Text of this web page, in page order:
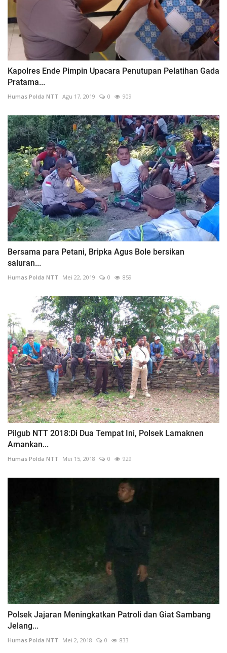
Kapolres Ende Pimpin Upacara Penutupan Pelatihan Gada
Pratama...
Humas Polda NTT Agu 17, 2019 0 909
Bersama para Petani, Bripka Agus Bole bersikan
saluran...
Humas Polda NTT Mei 22, 2019 0 859
Pilgub NTT 2018:Di Dua Tempat Ini, Polsek Lamaknen
Amankan...
Humas Polda NTT Mei 15, 2018 0 929
Polsek Jajaran Meningkatkan Patroli dan Giat Sambang
Jelang...
Humas Polda NTT Mei 2, 2018 0 833